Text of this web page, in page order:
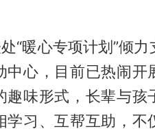
“暖心专项计划”倾力
心，目前已热闹开
味形式，长辈与孩
习、互帮互助，不